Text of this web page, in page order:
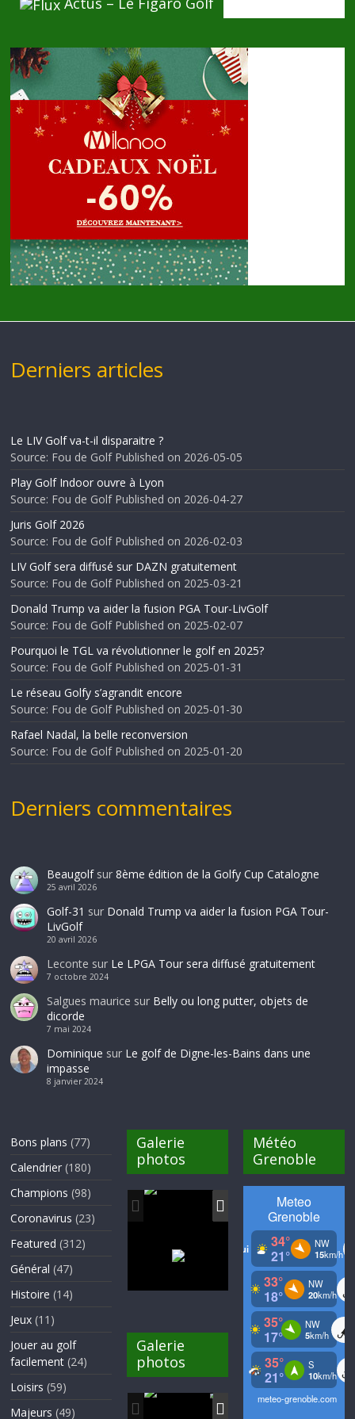
Derniers articles
Le LIV Golf va-t-il disparaitre ?
Source: Fou de Golf Published on 2026-05-05
Play Golf Indoor ouvre à Lyon
Source: Fou de Golf Published on 2026-04-27
Juris Golf 2026
Source: Fou de Golf Published on 2026-02-03
LIV Golf sera diffusé sur DAZN gratuitement
Source: Fou de Golf Published on 2025-03-21
Donald Trump va aider la fusion PGA Tour-LivGolf
Source: Fou de Golf Published on 2025-02-07
Pourquoi le TGL va révolutionner le golf en 2025?
Source: Fou de Golf Published on 2025-01-31
Le réseau Golfy s’agrandit encore
Source: Fou de Golf Published on 2025-01-30
Rafael Nadal, la belle reconversion
Source: Fou de Golf Published on 2025-01-20
Derniers commentaires
Beaugolfsur 8ème édition de la Golfy Cup Catalogne
25 avril 2026
Golf-31 sur Donald Trump va aider la fusion PGA Tour-
LivGolf
20 avril 2026
Leconte sur Le LPGA Tour sera diffusé gratuitement
7 octobre 2024
Salgues maurice sur Belly ou long putter, objets de
dicorde
7 mai 2024
Dominique sur Le golf de Digne-les-Bains dans une
impasse
8 janvier 2024
Bons plans (77)
Calendrier (180)
Champions (98)
Coronavirus (23)
Featured (312)
Général (47)
Histoire (14)
Jeux (11)
Jouer au golf
facilement (24)
Loisirs (59)
Majeurs (49)
Galerie
photos
Galerie
photos
Météo
Grenoble